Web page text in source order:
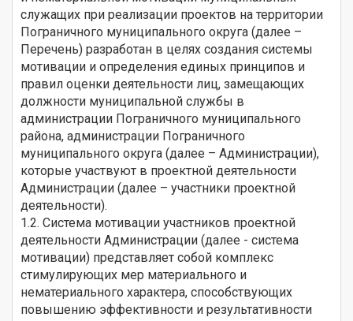
служащих при реализации проектов на территории
Пограничного муниципального округа (далее –
Перечень) разработан в целях создания системы
мотивации и определения единых принципов и
правил оценки деятельности лиц, замещающих
должности муниципальной службы в
администрации Пограничного муниципального
района, администрации Пограничного
муниципального округа (далее – Администрации),
которые участвуют в проектной деятельности
Администрации (далее – участники проектной
деятельности).
1.2. Система мотивации участников проектной
деятельности Администрации (далее - система
мотивации) представляет собой комплекс
стимулирующих мер материального и
нематериального характера, способствующих
повышению эффективности и результативности